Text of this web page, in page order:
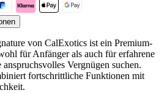
von CalExotics ist ein Premium-
für Anfänger als auch für erfahrene
Vergnügen suchen.
fortschrittliche Funktionen mit